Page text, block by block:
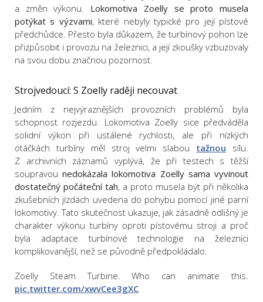
a změn výkonu. Lokomotiva Zoelly se proto musela
potýkat s výzvami, které nebyly typické pro její pístové
předchůdce. Přesto byla důkazem, že turbínový pohon lze
přizpůsobit i provozu na železnici, a její zkoušky vzbuzovaly
na svou dobu značnou pozornost.
Strojvedoucí: S Zoelly raději necouvat
Jedním z nejvýraznějších provozních problémů byla
schopnost rozjezdu. Lokomotiva Zoelly sice předváděla
solidní výkon při ustálené rychlosti, ale při nízkých
otáčkách turbíny měl stroj velmi slabou tažnou sílu.
Z archivních záznamů vyplývá, že při testech s těžší
soupravounedokázala lokomotiva Zoelly sama vyvinout
dostatečný počáteční tah, a proto musela být při několika
zkušebních jízdách uvedena do pohybu pomocí jiné parní
lokomotivy. Tato skutečnost ukazuje, jak zásadně odlišný je
charakter výkonu turbíny oproti pístovému stroji a proč
byla adaptace turbínové technologie na železnici
komplikovanější, než se původně předpokládalo.
Zoelly Steam Turbine. Who can animate this.
pic.twitter.com/xwvCee3gXC